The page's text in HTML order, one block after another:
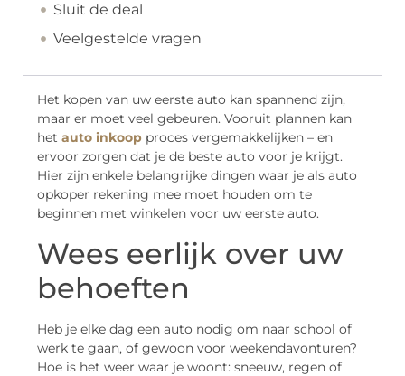
Sluit de deal
Veelgestelde vragen
Het kopen van uw eerste auto kan spannend zijn,
maar er moet veel gebeuren. Vooruit plannen kan
het auto inkoop proces vergemakkelijken – en
ervoor zorgen dat je de beste auto voor je krijgt.
Hier zijn enkele belangrijke dingen waar je als auto
opkoper rekening mee moet houden om te
beginnen met winkelen voor uw eerste auto.
Wees eerlijk over uw
behoeften
Heb je elke dag een auto nodig om naar school of
werk te gaan, of gewoon voor weekendavonturen?
Hoe is het weer waar je woont: sneeuw, regen of